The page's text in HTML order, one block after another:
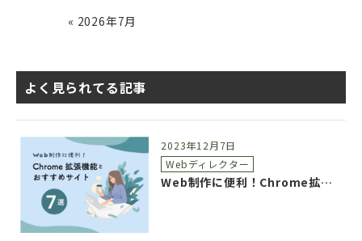
« 2026年7月
よく見られてる記事
2023年12月7日
Webディレクター
Web制作に便利！Chrome拡張機能とおすすめサイト7選